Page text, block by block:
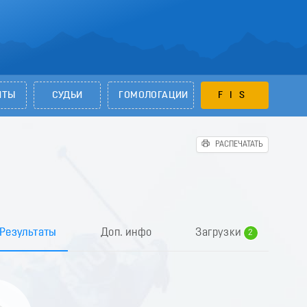
СУДЬИ ГОМОЛОГАЦИИ FIS
РАСПЕЧАТАТЬ
Результаты Доп. инфо Загрузки
2